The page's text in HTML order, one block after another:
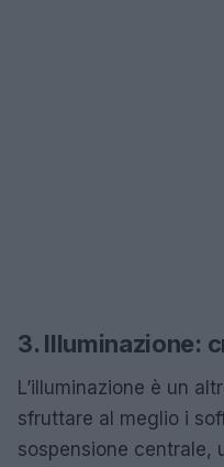
3. Illuminazione:
L’illuminazione è un
sfruttare al meglio i
sospensione centrale,